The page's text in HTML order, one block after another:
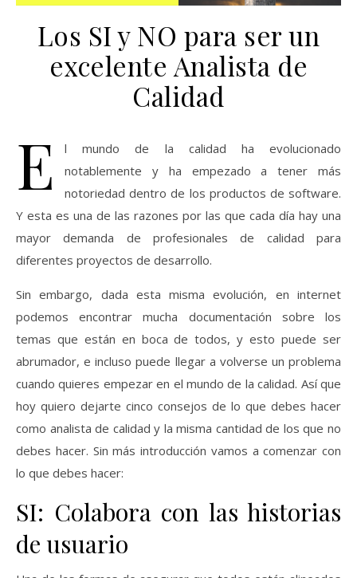
Los SI y NO para ser un
excelente Analista de
Calidad
E
l mundo de la calidad ha evolucionado
notablemente y ha empezado a tener más
notoriedad dentro de los productos de software.
Y esta es una de las razones por las que cada día hay una
mayor demanda de profesionales de calidad para
diferentes proyectos de desarrollo.
Sin embargo, dada esta misma evolución, en internet
podemos encontrar mucha documentación sobre los
temas que están en boca de todos, y esto puede ser
abrumador, e incluso puede llegar a volverse un problema
cuando quieres empezar en el mundo de la calidad. Así que
hoy quiero dejarte cinco consejos de lo que debes hacer
como analista de calidad y la misma cantidad de los que no
debes hacer. Sin más introducción vamos a comenzar con
lo que debes hacer:
SI: Colabora con las historias
de usuario